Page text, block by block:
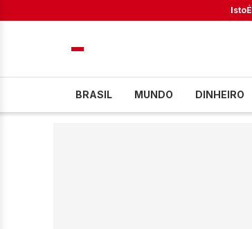
IstoÉ
BRASIL MUNDO DINHEIRO